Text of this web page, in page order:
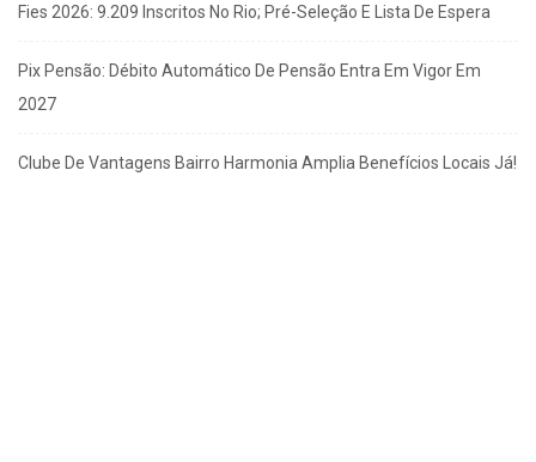
Fies 2026: 9.209 Inscritos No Rio; Pré-Seleção E Lista De Espera
Pix Pensão: Débito Automático De Pensão Entra Em Vigor Em
2027
Clube De Vantagens Bairro Harmonia Amplia Benefícios Locais Já!